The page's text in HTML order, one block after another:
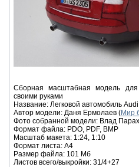
Сборная масштабная модель для
своими руками
Название: Легковой автомобиль Audi
Автор модели: Даня Ермолаев (Мир
Фото собранной модели: Влад
Формат файла: PDO, PDF, BMP
Масштаб макета: 1:24, 1:10
Формат листа: А4
Размер файла: 101 Мб
Листов всего/выкройки: 31/4+27